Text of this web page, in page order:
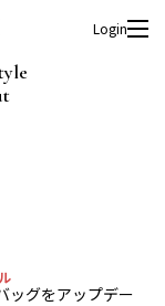
Login
ッグをアップデー